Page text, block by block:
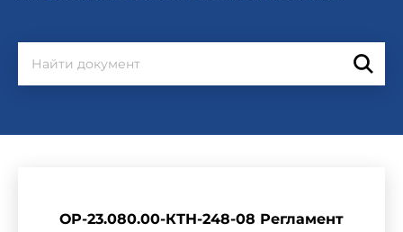
ОР-23.080.00-КТН-248-08 Регламент